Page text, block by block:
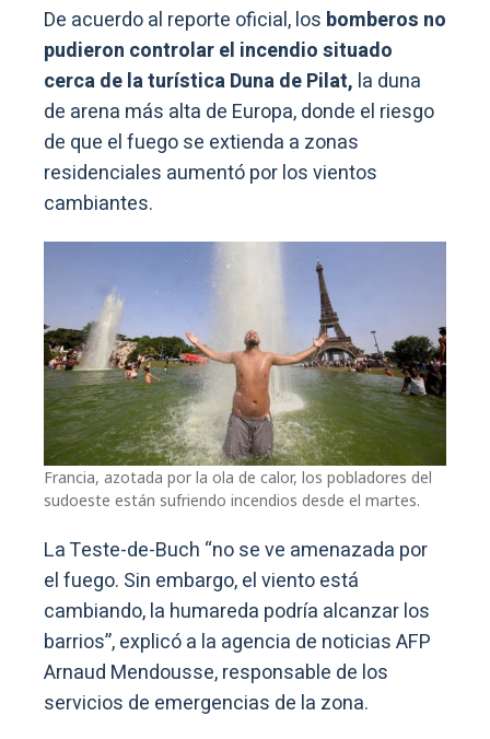
De acuerdo al reporte oficial, los bomberos no
pudieron controlar el incendio situado
cerca de la turística Duna de Pilat, la duna
de arena más alta de Europa, donde el riesgo
de que el fuego se extienda a zonas
residenciales aumentó por los vientos
cambiantes.
Francia, azotada por la ola de calor, los pobladores del
sudoeste están sufriendo incendios desde el martes.
La Teste-de-Buch “no se ve amenazada por
el fuego. Sin embargo, el viento está
cambiando, la humareda podría alcanzar los
barrios”, explicó a la agencia de noticias AFP
Arnaud Mendousse, responsable de los
servicios de emergencias de la zona.